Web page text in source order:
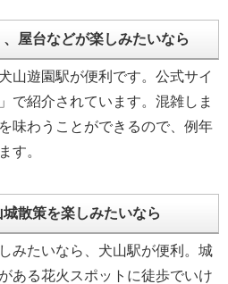
屋台などが楽しみたいなら
山遊園駅が便利です。公式サイ
で紹介されています。混雑しま
味わうことができるので、例年
す。
散策を楽しみたいなら
みたいなら、犬山駅が便利。城
る花火スポットに徒歩でいけ